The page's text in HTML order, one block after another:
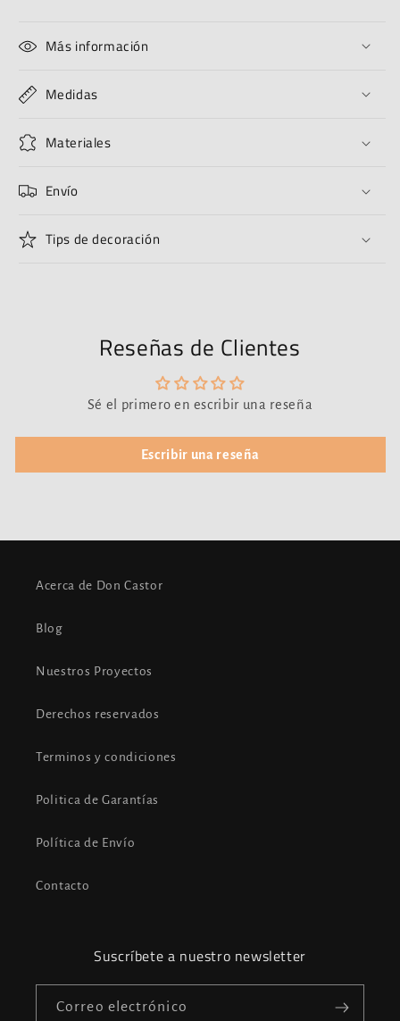
Más información
Medidas
Materiales
Envío
Tips de decoración
Reseñas de Clientes
Sé el primero en escribir una reseña
Escribir una reseña
Acerca de Don Castor
Blog
Nuestros Proyectos
Derechos reservados
Terminos y condiciones
Politica de Garantías
Política de Envío
Contacto
Suscríbete a nuestro newsletter
Correo electrónico